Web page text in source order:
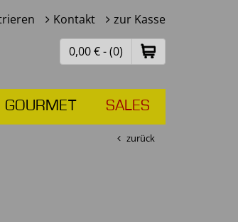
Kontakt zur Kasse
0,00 € - (0)
GOURMET SALES
zurück